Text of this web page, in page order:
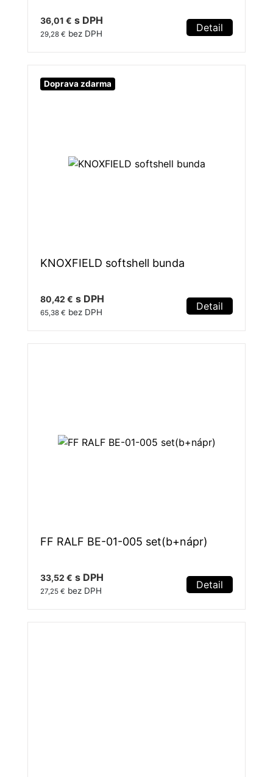
36,01 € s DPH
29,28 € bez DPH Detail
Doprava zdarma
KNOXFIELD softshell bunda
80,42 € s DPH
65,38 € bez DPH Detail
FF RALF BE-01-005 set(b+nápr)
33,52 € s DPH
27,25 € bez DPH Detail